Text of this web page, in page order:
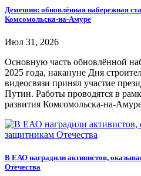
Демешин: обновлённая набережная
Комсомольска-на-Амуре
Июл 31, 2026
Основную часть обновлённой
2025 года, накануне Дня
видеосвязи принял участие
Путин. Работы проводятся в
развития Комсомольска-на-
В ЕАО наградили активистов,
Отечества